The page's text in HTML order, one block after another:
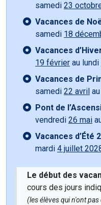
samedi 23
Vacances de
samedi 18
Vacances
19 février au lundi
Vacances de
samedi 22 avril
Pont de
vendredi 26 mai
Vacances d’Été
mardi 4 juillet
Le début des
cours des jours
(les élèves qui n'ont